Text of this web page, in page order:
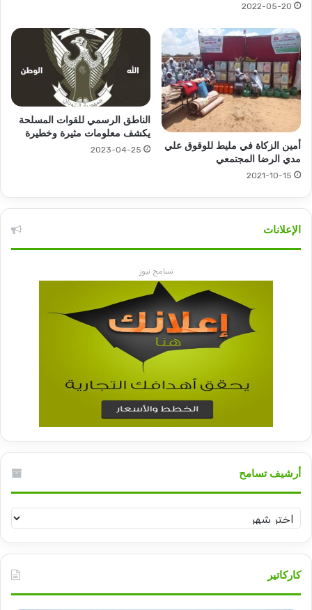
2022-05-20
أمين الزكاة في مليط للوقوق علي
مدي الرضا المجتمعي
2021-10-15
الناطق الرسمي للقوات المسلحة
يكشف معلومات مثيرة وخطيرة
2023-04-25
الإعلانات
تسامح نيوز
أرشيف تسامح
أرشيف
تسامح
كاركاتير